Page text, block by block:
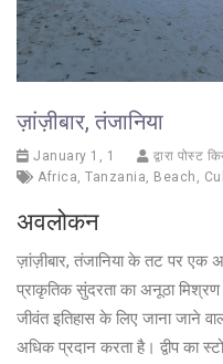
ज़ांज़ीबार, तंजानिया
January 1, 1
द्वारा पोस्ट
Africa, Tanzania, Beach ,
अवलोकन
ज़ांज़ीबार, तंजानिया के तट पर एक
प्राकृतिक सुंदरता का अनूठा
जीवंत इतिहास के लिए जाना जाने
अधिक प्रदान करता है। द्वीप का